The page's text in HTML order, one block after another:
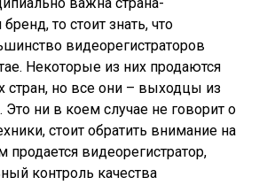
то стоит знать, что
видеорегистраторов
Некоторые из них продаются
стран, но все они – выходцы из
Это ни в коем случае не говорит о
стоит обратить внимание на
видеорегистратор,
контроль качества